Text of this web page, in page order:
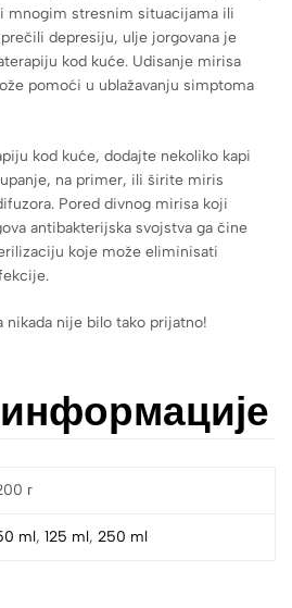
mnogim stresnim situacijama ili
depresiju, ulje jorgovana je
kod kuće. Udisanje mirisa
pomoći u ublažavanju simptoma
kod kuće, dodajte nekoliko kapi
na primer, ili širite miris
Pored divnog mirisa koji
antibakterijska svojstva ga čine
koje može eliminisati
nikada nije bilo tako prijatno!
г
ml, 125 ml, 250 ml